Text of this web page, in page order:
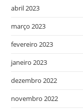
abril 2023
março 2023
fevereiro 2023
janeiro 2023
dezembro 2022
novembro 2022